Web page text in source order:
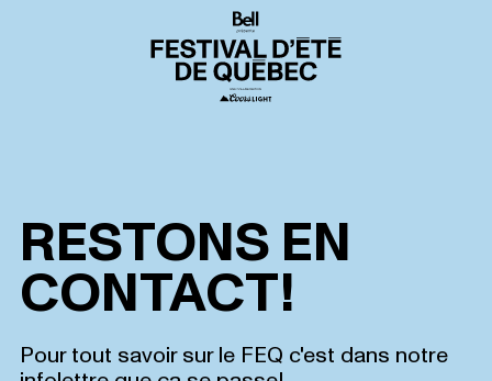
RESTONS EN
CONTACT!
Pour tout savoir sur le FEQ c'est dans notre